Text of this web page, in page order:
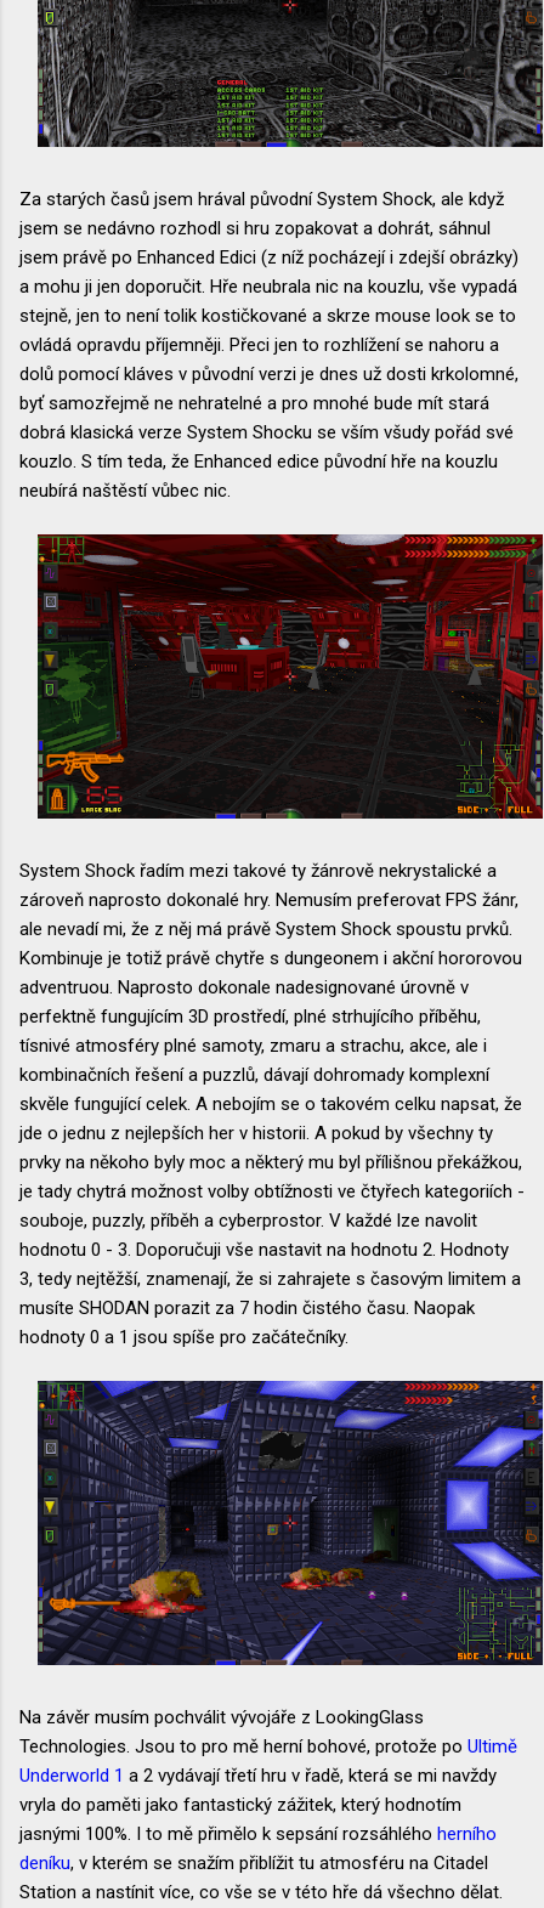
Za starých časů jsem hrával původní System Shock, ale když
jsem se nedávno rozhodl si hru zopakovat a dohrát, sáhnul
jsem právě po Enhanced Edici (z níž pocházejí i zdejší obrázky)
a mohu ji jen doporučit. Hře neubrala nic na kouzlu, vše vypadá
stejně, jen to není tolik kostičkované a skrze mouse look se to
ovládá opravdu příjemněji. Přeci jen to rozhlížení se nahoru a
dolů pomocí kláves v původní verzi je dnes už dosti krkolomné,
byť samozřejmě ne nehratelné a pro mnohé bude mít stará
dobrá klasická verze System Shocku se vším všudy pořád své
kouzlo. S tím teda, že Enhanced edice původní hře na kouzlu
neubírá naštěstí vůbec nic.
System Shock řadím mezi takové ty žánrově nekrystalické a
zároveň naprosto dokonalé hry. Nemusím preferovat FPS žánr,
ale nevadí mi, že z něj má právě System Shock spoustu prvků.
Kombinuje je totiž právě chytře s dungeonem i akční hororovou
adventruou. Naprosto dokonale nadesignované úrovně v
perfektně fungujícím 3D prostředí, plné strhujícího příběhu,
tísnivé atmosféry plné samoty, zmaru a strachu, akce, ale i
kombinačních řešení a puzzlů, dávají dohromady komplexní
skvěle fungující celek. A nebojím se o takovém celku napsat, že
jde o jednu z nejlepších her v historii. A pokud by všechny ty
prvky na někoho byly moc a některý mu byl přílišnou překážkou,
je tady chytrá možnost volby obtížnosti ve čtyřech kategoriích -
souboje, puzzly, příběh a cyberprostor. V každé lze navolit
hodnotu 0 - 3. Doporučuji vše nastavit na hodnotu 2. Hodnoty
3, tedy nejtěžší, znamenají, že si zahrajete s časovým limitem a
musíte SHODAN porazit za 7 hodin čistého času. Naopak
hodnoty 0 a 1 jsou spíše pro začátečníky.
Na závěr musím pochválit vývojáře z LookingGlass
Technologies. Jsou to pro mě herní bohové, protože po Ultimě
Underworld 1 a 2 vydávají třetí hru v řadě, která se mi navždy
vryla do paměti jako fantastický zážitek, který hodnotím
jasnými 100%. I to mě přimělo k sepsání rozsáhlého herního
deníku, v kterém se snažím přiblížit tu atmosféru na Citadel
Station a nastínit více, co vše se v této hře dá všechno dělat.